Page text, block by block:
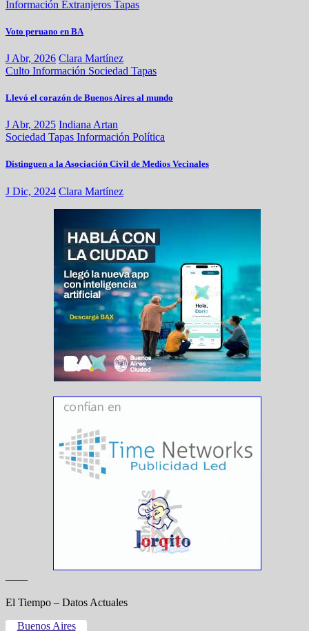
Información Extranjeros Tapas
Voto peruano en BA
J Abr, 2026 Clara Martínez
Culto Información Sociedad Tapas
Llevó el corazón de Buenos Aires al mundo
J Abr, 2025 Indiana Artan
Sociedad Tapas Información Política
Distinguen a la Asociación Civil de Medios Vecinales
J Dic, 2024 Clara Martínez
——
El Tiempo – Datos Actuales
Buenos Aires